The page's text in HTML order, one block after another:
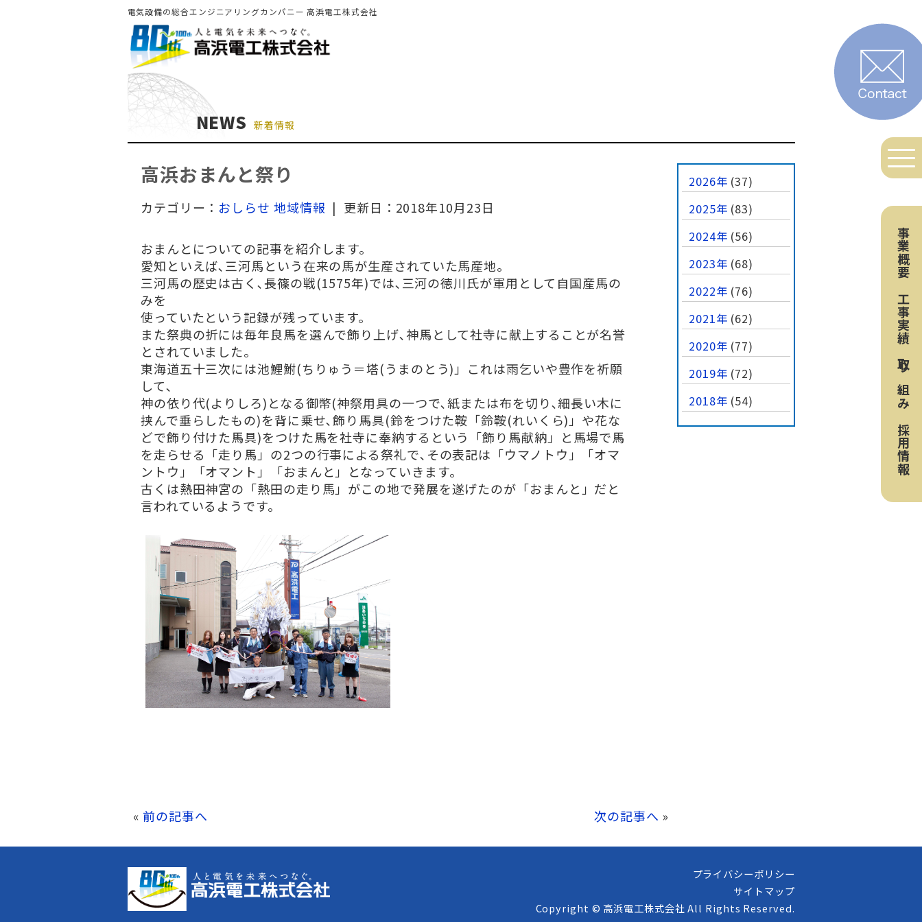
電気設備の総合エンジニアリングカンパニー 高浜電工株式会社
事業概要
工事実績
取り組み
採用情報
NEWS 新着情報
高浜おまんと祭り
カテゴリー： おしらせ 地域情報 | 更新日：2018年10月23日
おまんとについての記事を紹介します。
愛知といえば､三河馬という在来の馬が生産されていた馬産地。
三河馬の歴史は古く､長篠の戦(1575年)では､三河の徳川氏が軍用として自国産馬の
みを
使っていたという記録が残っています。
また祭典の折には毎年良馬を選んで飾り上げ､神馬として社寺に献上することが名誉
とされていました。
東海道五十三次には池鯉鮒(ちりゅう＝塔(うまのとう)」これは雨乞いや豊作を祈願
して､
神の依り代(よりしろ)となる御幣(神祭用具の一つで､紙または布を切り､細長い木に
挟んで垂らしたもの)を背に乗せ､飾り馬具(鈴をつけた鞍「鈴鞍(れいくら)」や花な
どで飾り付けた馬具)をつけた馬を社寺に奉納するという「飾り馬献納」と馬場で馬
を走らせる「走り馬」の2つの行事による祭礼で､その表記は「ウマノトウ」「オマ
ントウ」「オマント」「おまんと」となっていきます。
古くは熱田神宮の「熱田の走り馬」がこの地で発展を遂げたのが「おまんと」だと
言われているようです。
2026年 (37)
2025年 (83)
2024年 (56)
2023年 (68)
2022年 (76)
2021年 (62)
2020年 (77)
2019年 (72)
2018年 (54)
« 前の記事へ 次の記事へ »
プライバシーポリシー
サイトマップ
Copyright © 高浜電工株式会社 All Rights Reserved.